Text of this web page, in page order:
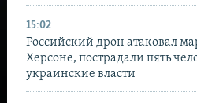
15:02
Российский дрон атаковал
Херсоне, пострадали пять
украинские власти